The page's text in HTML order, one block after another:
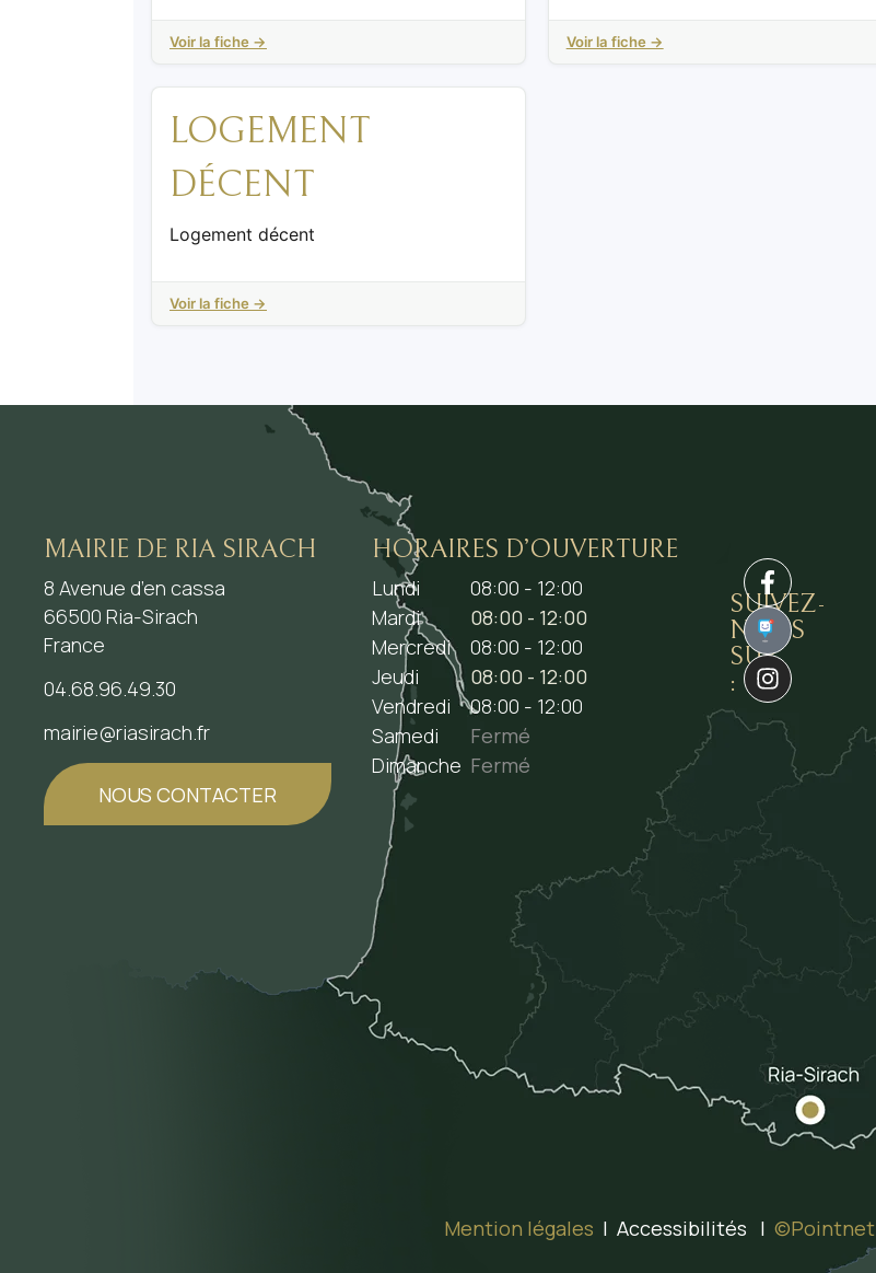
Voir la fiche → Voir la fiche →
LOGEMENT
DÉCENT
Logement décent
Voir la fiche →
MAIRIE DE RIA SIRACH
8 Avenue d’en cassa
66500 Ria-Sirach
France
04.68.96.49.30
mairie@riasirach.fr
NOUS CONTACTER
HORAIRES D’OUVERTURE
Lundi
08:00 - 12:00
Mardi
08:00 - 12:00
Mercredi
08:00 - 12:00
Jeudi
08:00 - 12:00
Vendredi
08:00 - 12:00
Samedi
Fermé
Dimanche Fermé
SUIVEZ-
NOUS
SUR
:
1
Mention légales | Accessibilités | ©Pointnet